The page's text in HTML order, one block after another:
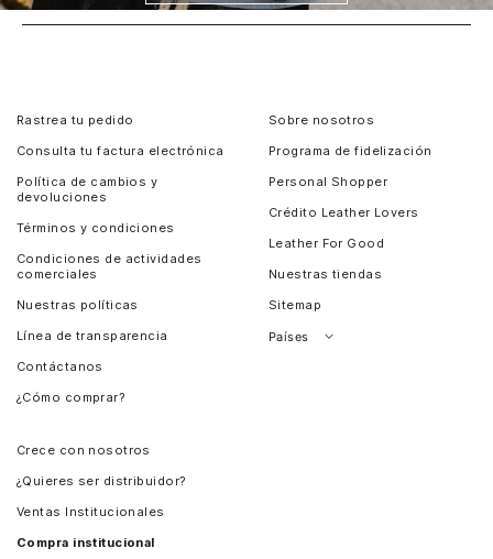
Rastrea tu pedido
Consulta tu factura electrónica
Política de cambios y
devoluciones
Términos y condiciones
Condiciones de actividades
comerciales
Nuestras políticas
Línea de transparencia
Contáctanos
¿Cómo comprar?
Sobre nosotros
Programa de fidelización
Personal Shopper
Crédito Leather Lovers
Leather For Good
Nuestras tiendas
Sitemap
Países
Crece con nosotros
¿Quieres ser distribuidor?
Ventas Institucionales
Compra institucional